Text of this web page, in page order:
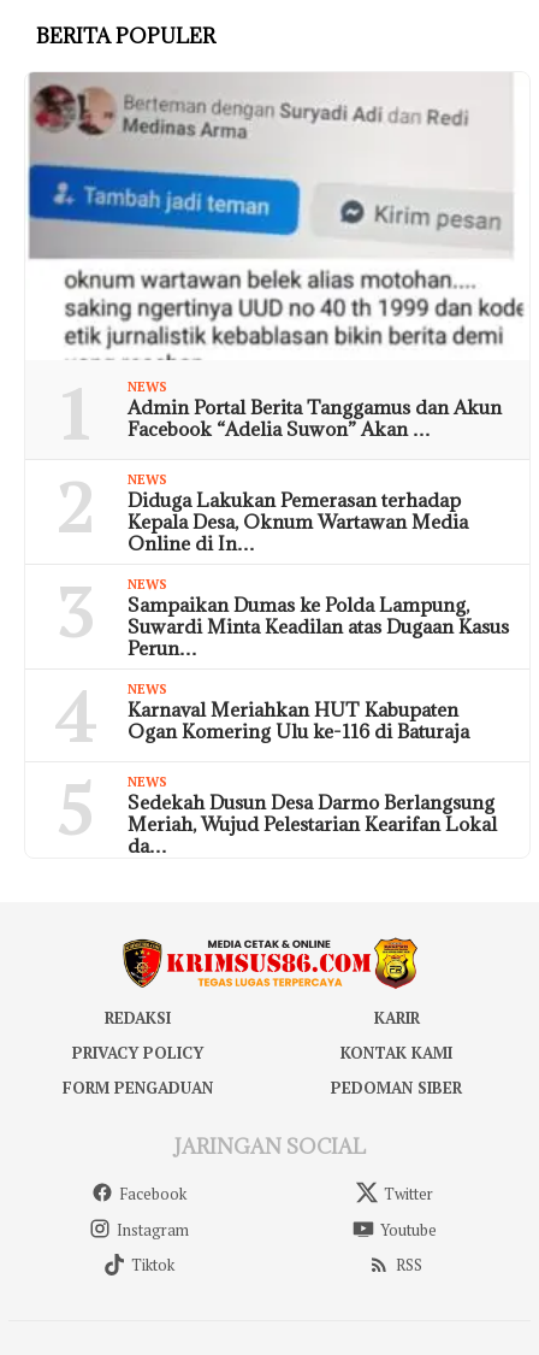
BERITA POPULER
1 NEWS
Admin Portal Berita Tanggamus dan Akun
Facebook “Adelia Suwon” Akan …
2 NEWS
Diduga Lakukan Pemerasan terhadap
Kepala Desa, Oknum Wartawan Media
Online di In…
3 NEWS
Sampaikan Dumas ke Polda Lampung,
Suwardi Minta Keadilan atas Dugaan Kasus
Perun…
4 NEWS
Karnaval Meriahkan HUT Kabupaten
Ogan Komering Ulu ke-116 di Baturaja
5 NEWS
Sedekah Dusun Desa Darmo Berlangsung
Meriah, Wujud Pelestarian Kearifan Lokal
da…
REDAKSI
KARIR
PRIVACY POLICY
KONTAK KAMI
FORM PENGADUAN
PEDOMAN SIBER
JARINGAN SOCIAL
Facebook
Twitter
Instagram
Youtube
Tiktok
RSS